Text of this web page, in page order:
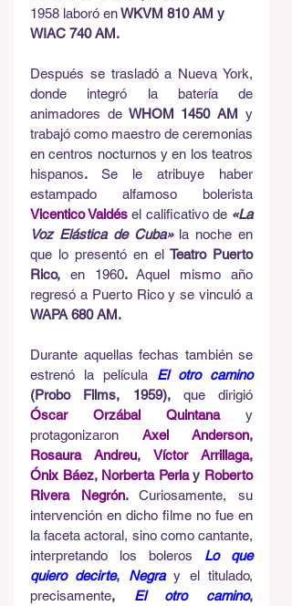
1958 laboró en WKVM 810 AM y
WIAC 740 AM.
Después se trasladó a Nueva York,
donde integró la batería de
animadores de WHOM 1450 AM y
trabajó como maestro de ceremonias
en centros nocturnos y en los teatros
hispanos. Se le atribuye haber
estampado alfamoso bolerista
Vicentico Valdés el calificativo de «La
Voz Elástica de Cuba» la noche en
que lo presentó en el Teatro Puerto
Rico, en 1960. Aquel mismo año
regresó a Puerto Rico y se vinculó a
WAPA 680 AM.
Durante aquellas fechas también se
estrenó la película
El otro camino
(Probo Films, 1959), que dirigió
Óscar Orzábal Quintana
y
protagonizaron
Axel Anderson
Rosaura Andreu, Víctor Arrillaga
Ónix Báez, Norberta Perla y Roberto
Rivera Negrón. Curiosamente, su
intervención en dicho filme no fue en
la faceta actoral, sino como cantante,
interpretando los boleros
Lo que
quiero decirte, Negra y el titulado,
precisamente, El otro camino